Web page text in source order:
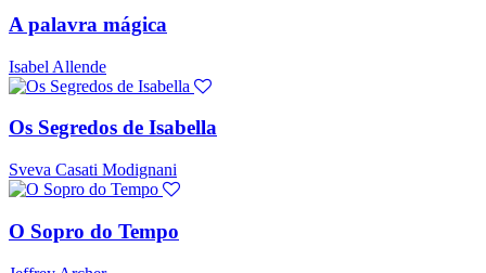
A palavra mágica
Isabel Allende
Os Segredos de Isabella
Sveva Casati Modignani
O Sopro do Tempo